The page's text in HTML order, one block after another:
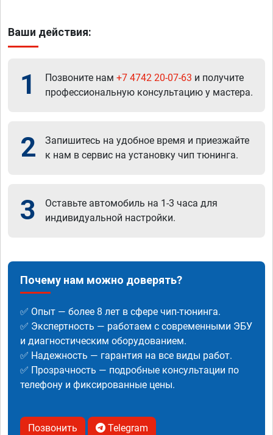
Ваши действия:
1 Позвоните нам +7 4742 20-07-63 и получите
профессиональную консультацию у мастера.
2
Запишитесь на удобное время и приезжайте
к нам в сервис на установку чип тюнинга.
3
Оставьте автомобиль на 1-3 часа для
индивидуальной настройки.
Почему нам можно доверять?
✅ Опыт — более 8 лет в сфере чип-тюнинга.
✅ Экспертность — работаем с современными ЭБУ
и диагностическим оборудованием.
✅ Надежность — гарантия на все виды работ.
✅ Прозрачность — подробные консультации по
телефону и фиксированные цены.
Позвонить Telegram